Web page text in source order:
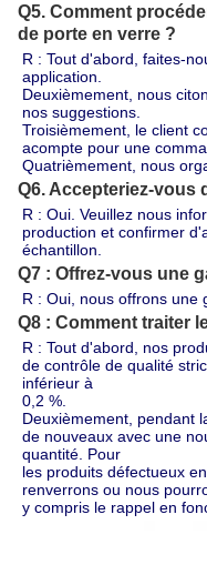
Q5. Comment
de porte en verre ?
R : Tout d'abord, faites-
application.
Deuxièmement, nous
nos suggestions.
Troisièmement, le client
acompte pour une
Quatrièmement, nous
Q6. Accepteriez-vous
R : Oui. Veuillez nous
production et confirmer
échantillon.
Q7 : Offrez-vous une
R : Oui, nous offrons une
Q8 : Comment traiter
R : Tout d'abord, nos
de contrôle de qualité
inférieur à
0,2 %.
Deuxièmement, pendant
de nouveaux avec une
quantité. Pour
les produits défectueux
renverrons ou nous
y compris le rappel en